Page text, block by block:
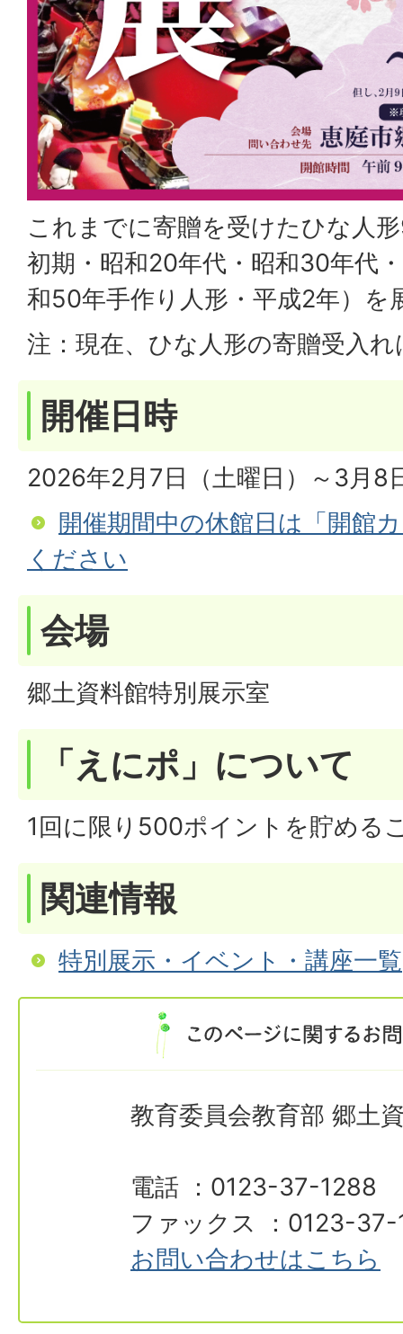
これまでに寄贈を受けたひな人
初期・昭和20年代・昭和30年代
和50年手作り人形・平成2年）を
注：現在、ひな人形の寄贈受入
開催日時
2026年2月7日（土曜日）～3月8
開催期間中の休館日は「開館
ください
会場
郷土資料館特別展示室
「えにポ」について
1回に限り500ポイントを貯める
関連情報
特別展示・イベント・講座一覧
教育委員会教育部 郷土
電話 ：0123-37-1288
ファックス ：0123-
お問い合わせはこちら